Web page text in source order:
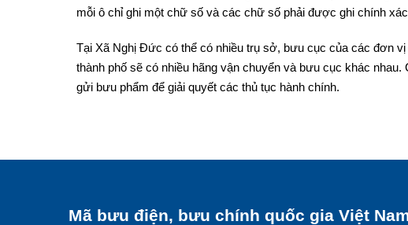
mỗi ô chỉ ghi một chữ số và các chữ số phải được ghi chính
Tại Xã Nghị Đức có thể có nhiều trụ sở, bưu cục của các đơn
thành phố sẽ có nhiều hãng vận chuyển và bưu cục khác
gửi bưu phẩm để giải quyết các thủ tục hành chính.
Mã bưu điện, bưu chính quốc gia Việt